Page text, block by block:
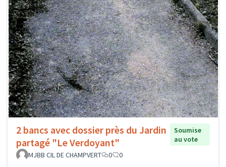
2 bancs avec dossier près du Jardin
partagé "Le Verdoyant"
Soumise
au vote
MJBB CIL DE CHAMPVERT
0 0